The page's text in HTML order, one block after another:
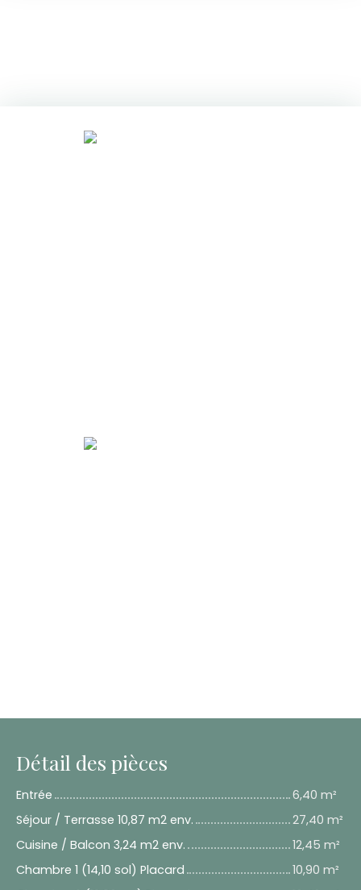
Détail des pièces
Entrée
6,40 m²
Séjour / Terrasse 10,87 m2 env.
27,40 m²
Cuisine / Balcon 3,24 m2 env.
12,45 m²
Chambre 1 (14,10 sol) Placard
10,90 m²